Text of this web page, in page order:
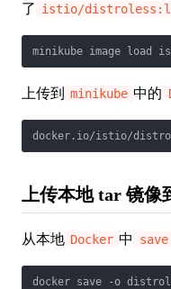
了 istio/
minikube image load
上传到 minikube 中的
docker.io/istio/
上传本地 tar 镜像
从本地 Docker 中 save
docker save -o